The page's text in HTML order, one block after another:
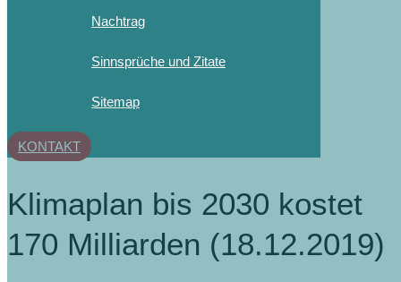
Nachtrag
Sinnsprüche und Zitate
Sitemap
KONTAKT
Klimaplan bis 2030 kostet
170 Milliarden (18.12.2019)